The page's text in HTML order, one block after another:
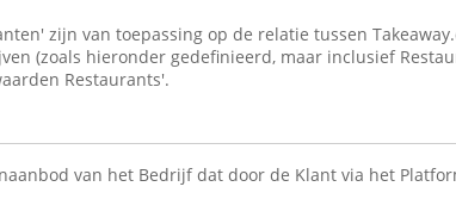
zijn van toepassing op de relatie tussen
(zoals hieronder gedefinieerd, maar inclusief
Restaurants'.
van het Bedrijf dat door de Klant via het